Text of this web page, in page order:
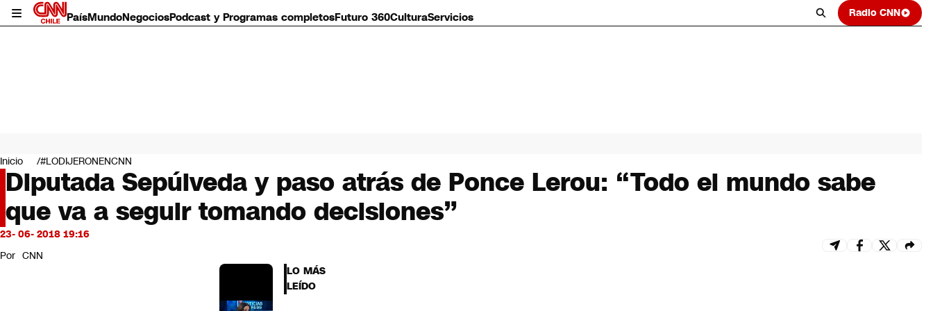
PaísMundoNegociosPodcast y Programas completosFuturo 360CulturaServicios Radio CNN
Mundo
Negocios
Deportes
Programas completos
Cultura
Servicios
Bits
CNN Data
Inicio #LODIJERONENCNN
Diputada Sepúlveda y paso atrás de Ponce Lerou: “Todo el mundo sabe
que va a seguir tomando decisiones”
23- 06- 2018 19:16
Por CNN
LO MÁS
LEÍDO